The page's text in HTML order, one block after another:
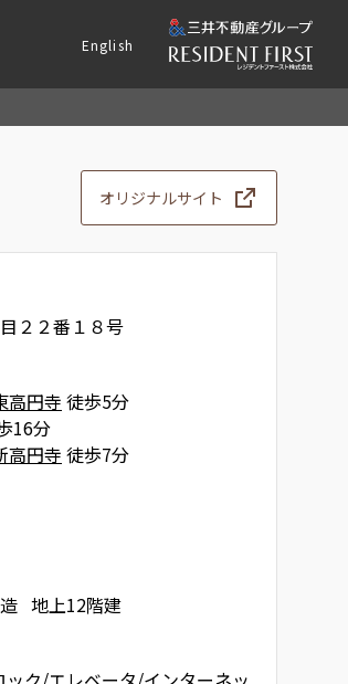
English
オリジナルサイト
２２番１８号
高円寺 徒歩5分
16分
高円寺 徒歩7分
地上12階建